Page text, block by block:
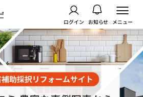
ログイン お知らせ メニュー